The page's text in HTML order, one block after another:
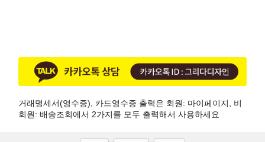
거래명세서(영수증), 카드영수증 출력은 회원: 마이페이지, 비
회원: 배송조회에서 2가지를 모두 출력해서 사용하세요